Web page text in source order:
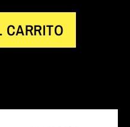
CARRITO